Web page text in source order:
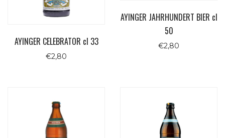
AYINGER CELEBRATOR cl 33
€2,80
AYINGER JAHRHUNDERT BIER cl
50
€2,80